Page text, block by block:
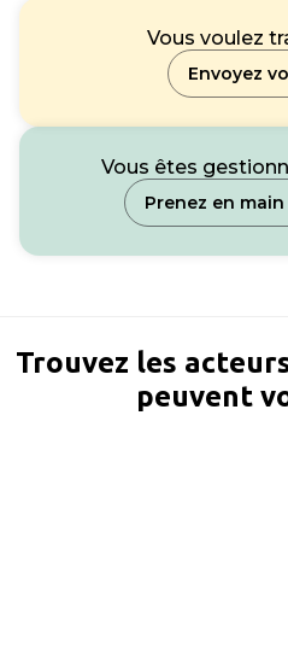
Vous voulez
Envoyez
Vous êtes
Prenez en
Trouvez les
peuvent